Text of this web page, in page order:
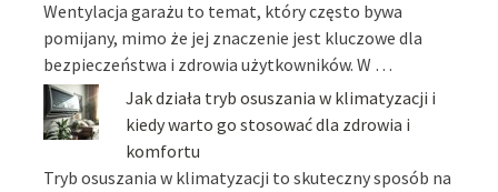
Wentylacja garażu to temat, który często bywa
pomijany, mimo że jej znaczenie jest kluczowe dla
bezpieczeństwa i zdrowia użytkowników. W …
Jak działa tryb osuszania w klimatyzacji i
kiedy warto go stosować dla zdrowia i
komfortu
Tryb osuszania w klimatyzacji to skuteczny sposób na